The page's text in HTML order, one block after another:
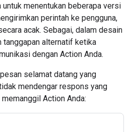
untuk menentukan beberapa versi
perintah ke pengguna,
acak. Sebagai, dalam desain
tanggapan alternatif ketika
dengan Action Anda.
selamat datang yang
mendengar respons yang
Action Anda: